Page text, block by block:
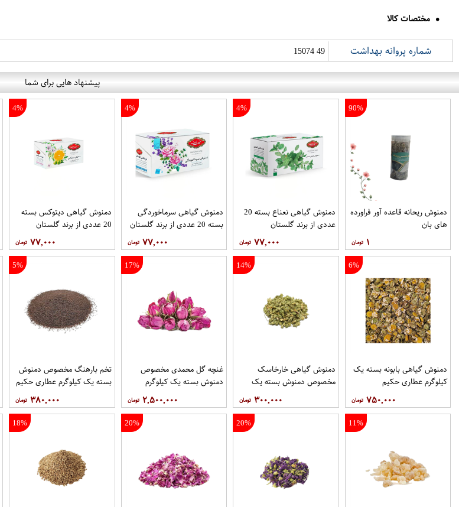
مختصات کالا
شماره پروانه بهداشت 49 15074
پیشنهاد هایی برای شما
90%
دمنوش ریحانه قاعده آور فراورده
های بان
۱
4%
دمنوش گیاهی نعناع بسته 20
عددی از برند گلستان
۷۷,۰۰۰
4%
دمنوش گیاهی سرماخوردگی
بسته 20 عددی از برند گلستان
۷۷,۰۰۰
4%
دمنوش گیاهی دیتوکس بسته
20 عددی از برند گلستان
۷۷,۰۰۰
6%
دمنوش گیاهی بابونه بسته یک
کیلوگرم عطاری حکیم
۷۵۰,۰۰۰
14%
دمنوش گیاهی خارخاسک
مخصوص دمنوش بسته یک
۳۰۰,۰۰۰
17%
غنچه گل محمدی مخصوص
دمنوش بسته یک کیلوگرم
۲,۵۰۰,۰۰۰
5%
تخم بارهنگ مخصوص دمنوش
بسته یک کیلوگرم عطاری حکیم
۳۸۰,۰۰۰
11%
20%
20%
18%